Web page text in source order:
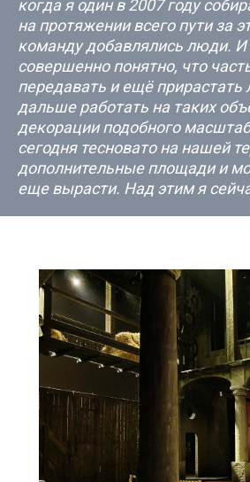
когда я один в 2007 году
на протяжении всего пути за
команду добавлялись люди. И
совершенно понятно, что
передавать и ещё
дальше работать на таких
декорации подобного
сегодня тесновато на нашей
дополнительные площади и
еще вырасти. Над этим я